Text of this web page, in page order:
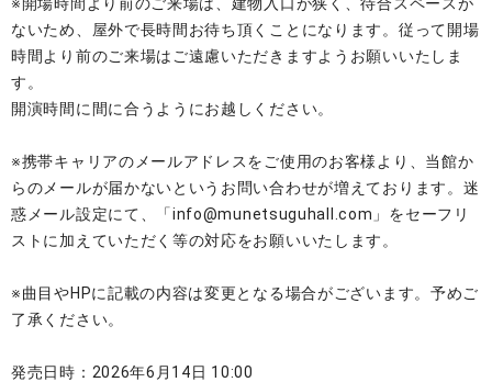
ないため、屋外で長時間お待ち頂くことになります。従って開場
時間より前のご来場はご遠慮いただきますようお願いいたしま
す。
開演時間に間に合うようにお越しください。
※携帯キャリアのメールアドレスをご使用のお客様より、当館か
らのメールが届かないというお問い合わせが増えております。迷
惑メール設定にて、「info@munetsuguhall.com」をセーフリ
ストに加えていただく等の対応をお願いいたします。
※曲目やHPに記載の内容は変更となる場合がございます。予めご
了承ください。
発売日時：2026年6月14日 10:00